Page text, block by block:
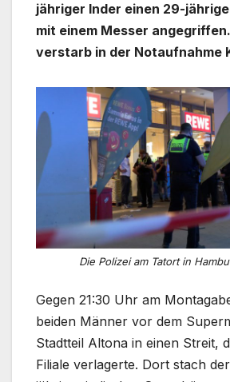
jähriger Inder einen 29-
mit einem Messer
verstarb in der Notaufnahme
Die Polizei am Tatort in
Gegen 21:30 Uhr am
beiden Männer vor dem
Stadtteil Altona in einen Streit,
Filiale verlagerte. Dort stach